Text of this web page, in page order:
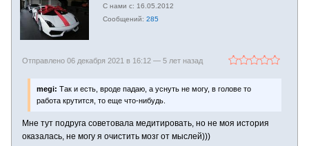
16.05.2012
285
Отправлено 06 декабря 2021 в 16:12 — 5 лет назад
megi: Так и есть, вроде падаю, а уснуть не могу, в голове то
работа крутится, то еще что-нибудь.
Мне тут подруга советовала медитировать, но не моя история
оказалась, не могу я очистить мозг от мыслей)))